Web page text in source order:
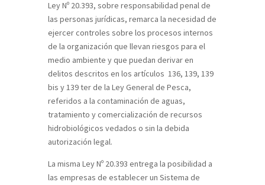
Ley Nº 20.393, sobre responsabilidad penal de
las personas jurídicas, remarca la necesidad de
ejercer controles sobre los procesos internos
de la organización que llevan riesgos para el
medio ambiente y que puedan derivar en
delitos descritos en los artículos 136, 139, 139
bis y 139 ter de la Ley General de Pesca,
referidos a la contaminación de aguas,
tratamiento y comercialización de recursos
hidrobiológicos vedados o sin la debida
autorización legal.
La misma Ley Nº 20.393 entrega la posibilidad a
las empresas de establecer un Sistema de